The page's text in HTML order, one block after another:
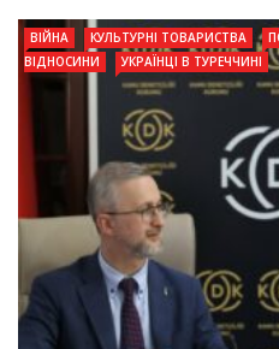
ВІЙНА КУЛЬТУРНІ ТОВАРИСТВА
ВІДНОСИНИ
УКРАЇНЦІ В ТУРЕЧЧИНІ